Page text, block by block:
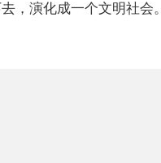
，演化成一个文明社会。